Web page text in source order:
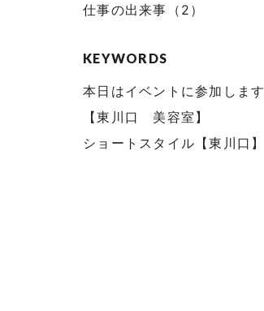
仕事の出来事（2）
KEYWORDS
本日はイベントに参加します
【東川口 美容室】
ショートスタイル【東川口】